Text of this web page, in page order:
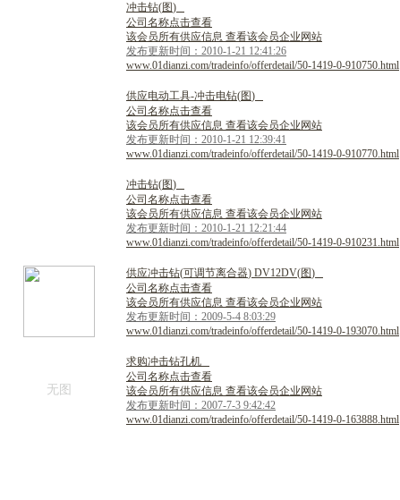
冲击钻(图)
公司名称点击查看
该会员所有供应信息 查看该会员企业网站
发布更新时间：2010-1-21 12:41:26
www.01dianzi.com/tradeinfo/offerdetail/50-1419-0-910750.html
供应电动工具-冲击电钻(图)
公司名称点击查看
该会员所有供应信息 查看该会员企业网站
发布更新时间：2010-1-21 12:39:41
www.01dianzi.com/tradeinfo/offerdetail/50-1419-0-910770.html
冲击钻(图)
公司名称点击查看
该会员所有供应信息 查看该会员企业网站
发布更新时间：2010-1-21 12:21:44
www.01dianzi.com/tradeinfo/offerdetail/50-1419-0-910231.html
供应冲击钻(可调节离合器) DV12DV(图)
公司名称点击查看
该会员所有供应信息 查看该会员企业网站
发布更新时间：2009-5-4 8:03:29
www.01dianzi.com/tradeinfo/offerdetail/50-1419-0-193070.html
无图
求购冲击钻孔机
公司名称点击查看
该会员所有供应信息 查看该会员企业网站
发布更新时间：2007-7-3 9:42:42
www.01dianzi.com/tradeinfo/offerdetail/50-1419-0-163888.html